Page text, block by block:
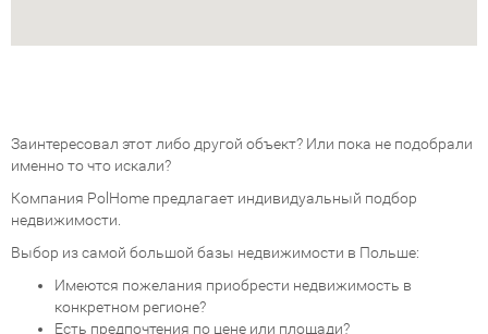
Заинтересовал этот либо другой объект? Или пока не подобрали
именно то что искали?
Компания PolHome предлагает индивидуальный подбор
недвижимости.
Выбор из самой большой базы недвижимости в Польше:
Имеются пожелания приобрести недвижимость в
конкретном регионе?
Есть предпочтения по цене или площади?